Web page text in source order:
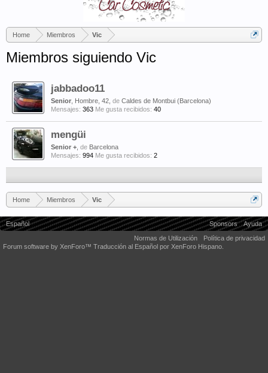
Home Miembros Vic
Miembros siguiendo Vic
jabbadoo11
Senior , Hombre, 42, de Caldes de Montbui (Barcelona)
Mensajes: 363 Me gusta recibidos: 40
mengüi
Senior + de Barcelona
Mensajes: 994 Me gusta recibidos: 2
Home Miembros Vic
Español Sponsors
Ayuda
Normas de Utilización
Política de privacidad
Forum software by XenForo™ Traducción al Español por XenForo Hispano.